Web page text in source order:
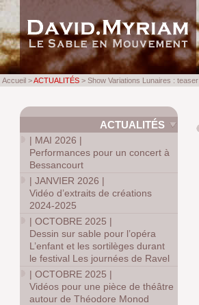
ACTUALITÉS
| MAI 2026 |
Performances pour un concert à
Bessancourt
|JANVIER 2026 |
Vidéo d’extraits de créations
2024-2025
|OCTOBRE 2025 |
Dessin sur sable pour l’opéra
L’enfant et les sortilèges durant
le festival Les journées de Ravel
|OCTOBRE 2025 |
Vidéos pour une pièce de théâtre
autour de Théodore Monod
Accueil >ACTUALITÉS > Show Variations Lunaires : teaser